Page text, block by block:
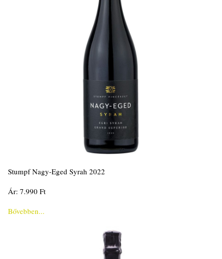
Stumpf Nagy-Eged Syrah 2022
Ár: 7.990 Ft
Bővebben...